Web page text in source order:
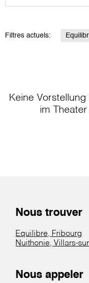
Filtres actuels:
Keine
im Theater
Nous trouver
Equilibre, Fribourg
Nuithonie, Villars-
Nous appeler